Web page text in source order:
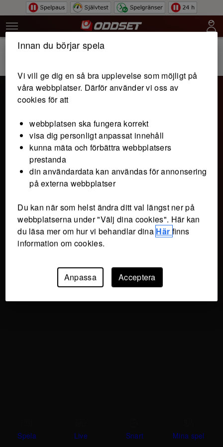
Hoppa till innehåll
Bli kund och få 100 kr att spela för.
Spela Live Snart Mina spel
Innan du börjar spela
Vi vill ge dig en så bra upplevelse som möjligt på
våra webbplatser. Därför använder vi oss av
cookies för att
webbplatsen ska fungera korrekt
visa dig personligt anpassat innehåll
kunna mäta och förbättra webbplatsers
prestanda
din användardata kan användas för annonsering
på externa webbplatser
Du kan när som helst ändra ditt val längst ner på
webbplatserna under "Välj dina cookies". Här kan
du läsa mer om hur vi behandlar dina Här finns
information om cookies.
Anpassa Acceptera